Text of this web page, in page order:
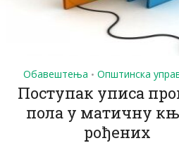
Обавештења • Општинска
Поступак уписа
пола у матичну
рођених